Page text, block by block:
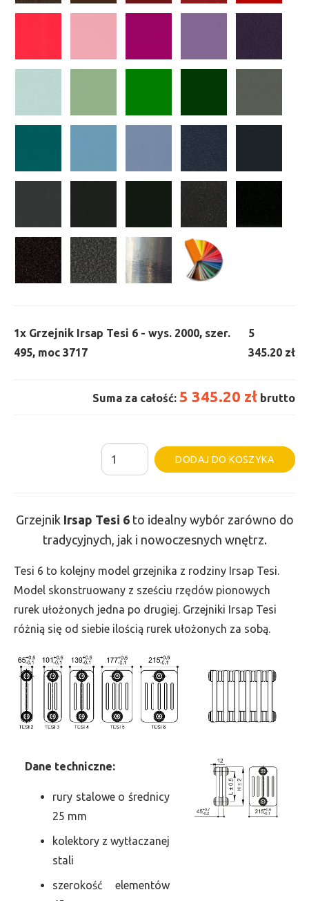
1x Grzejnik Irsap Tesi 6 - wys. 2000, szer.
495, moc 3717
5
345.20 zł
Suma za całość: 5 345.20 zł brutto
ilość
Grzejnik
wys.
2000,
szer.
495,
3717
DODAJ DO KOSZYKA
Grzejnik Irsap Tesi 6to idealny wybór zarówno do
tradycyjnych, jak i nowoczesnych wnętrz.
Tesi 6 to kolejny model grzejnika z rodziny Irsap Tesi.
Model skonstruowany z sześciu rzędów pionowych
rurek ułożonych jedna po drugiej. Grzejniki Irsap Tesi
różnią się od siebie ilością rurek ułożonych za sobą.
Dane techniczne:
rury stalowe o średnicy
25 mm
kolektory z wytłaczanej
stali
szerokość elementów